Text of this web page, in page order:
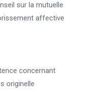
sur la mutuelle
affective
concernant
originelle